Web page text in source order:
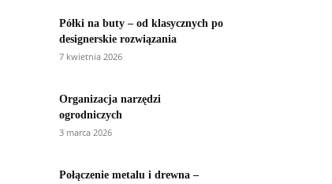
Półki na buty – od klasycznych po
designerskie rozwiązania
7 kwietnia 2026
Organizacja narzędzi
ogrodniczych
3 marca 2026
Połączenie metalu i drewna –